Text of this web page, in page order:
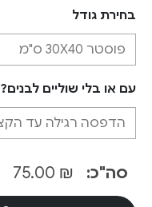
בחירת גודל
עם או בלי שוליים לבנים?
סה"כ: ₪